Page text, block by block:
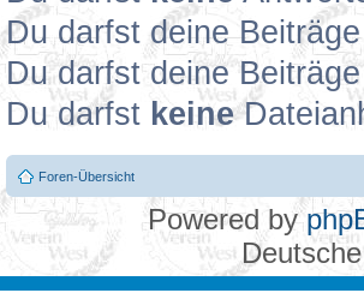
Du darfst deine
Du darfst deine
Du darfst keine
Foren-Übersicht
Powered by